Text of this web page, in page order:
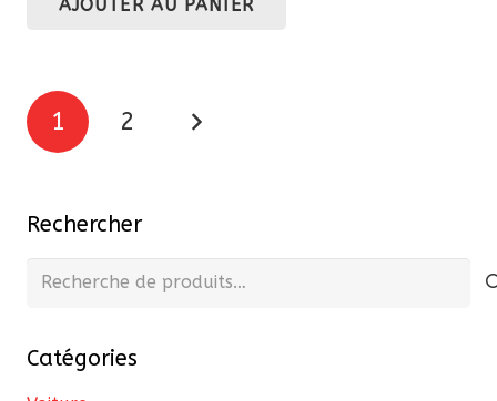
initial
actuel
AJOUTER AU PANIER
Pagination
des
1 2
Rechercher
Recherche
Catégories